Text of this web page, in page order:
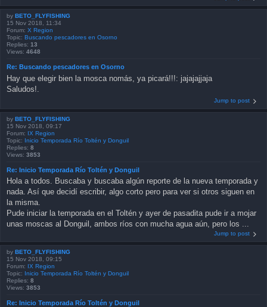
by BETO_FLYFISHING
15 Nov 2018, 11:34
Forum: X Region
Topic: Buscando pescadores en Osorno
Replies: 13
Views: 4648
Re: Buscando pescadores en Osorno
Hay que elegir bien la mosca nomás, ya picará!!!: jajajajjaja
Saludos!.
Jump to post
by BETO_FLYFISHING
15 Nov 2018, 09:17
Forum: IX Region
Topic: Inicio Temporada Río Toltén y Donguil
Replies: 8
Views: 3853
Re: Inicio Temporada Río Toltén y Donguil
Hola a todos. Buscaba y buscaba algún reporte de la nueva temporada y
nada. Así que decidí escribir, algo corto pero para ver si otros siguen en
la misma.
Pude iniciar la temporada en el Toltén y ayer de pasadita pude ir a mojar
unas moscas al Donguil, ambos ríos con mucha agua aún, pero los ...
Jump to post
by BETO_FLYFISHING
15 Nov 2018, 09:15
Forum: IX Region
Topic: Inicio Temporada Río Toltén y Donguil
Replies: 8
Views: 3853
Re: Inicio Temporada Río Toltén y Donguil